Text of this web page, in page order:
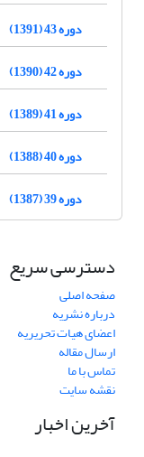
دوره 43 (1391)
دوره 42 (1390)
دوره 41 (1389)
دوره 40 (1388)
دوره 39 (1387)
دسترسی سریع
صفحه اصلی
درباره نشریه
اعضای هیات تحریریه
ارسال مقاله
تماس با ما
نقشه سایت
آخرین اخبار